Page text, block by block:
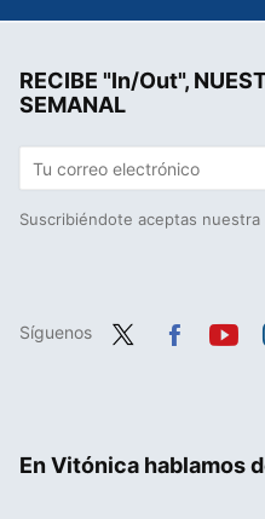
RECIBE "In/Out",
SEMANAL
Suscribiéndote aceptas nuestra
Síguenos
En Vitónica hablamos